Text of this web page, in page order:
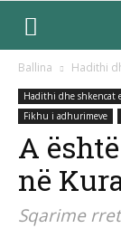
Ballina Hadithi
Hadithi dhe shkencat
Fikhu i adhurimeve
A
në
Sqarime